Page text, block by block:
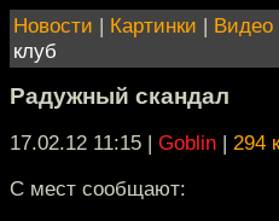
Новости | Картинки | Видео
клуб
Радужный скандал
17.02.12 11:15 | Goblin | 294
С мест сообщают: